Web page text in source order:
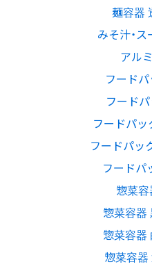
麺容器
みそ汁・ス
アルミ
フードパ
フードパ
フードパッ
フードパッ
フードパ
惣菜容
惣菜容器
惣菜容器
惣菜容器